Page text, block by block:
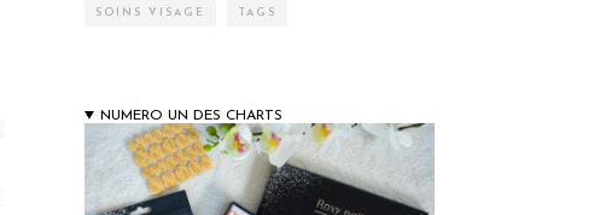
SOINS VISAGE TAGS
NUMERO UN DES CHARTS